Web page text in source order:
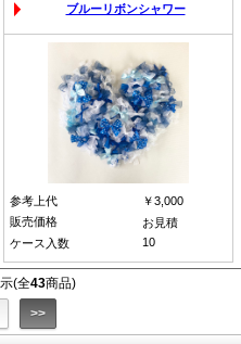
ブルーリボンシャワー
参考上代
￥3,000
販売価格
お見積
ケース入数
10
(全43商品)
>>